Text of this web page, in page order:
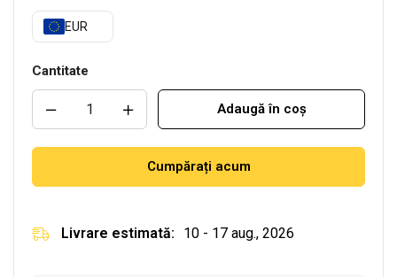
EUR
Cantitate
Adaugă în coș
Cumpărați acum
Livrare estimată: 10 - 17 aug., 2026